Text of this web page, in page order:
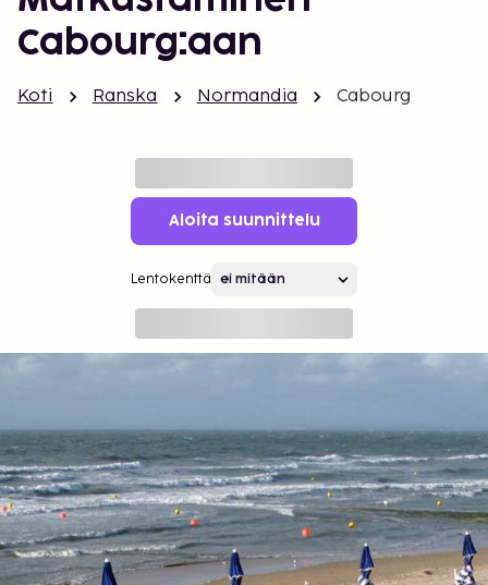
Cabourg:aan
Koti Ranska Normandia Cabourg
Aloita suunnittelu
Lentokenttä